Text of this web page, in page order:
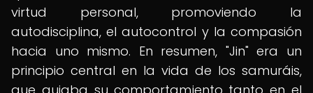
virtud personal, promoviendo la
autodisciplina, el autocontrol y la compasión
hacia uno mismo. En resumen, "Jin" era un
principio central en la vida de los samuráis,